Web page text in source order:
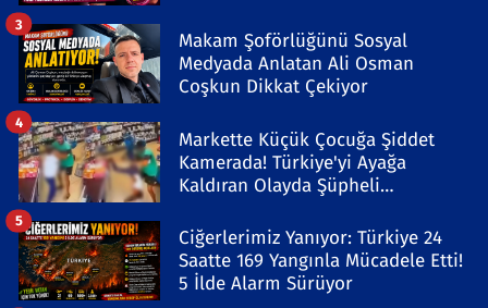
Makam Şoförlüğünü Sosyal
Medyada Anlatan Ali Osman
Coşkun Dikkat Çekiyor
3
Markette Küçük Çocuğa Şiddet
Kamerada! Türkiye'yi Ayağa
Kaldıran Olayda Şüpheli
4
Ciğerlerimiz Yanıyor: Türkiye 24
Saatte 169 Yangınla Mücadele Etti!
5 İlde Alarm Sürüyor
5